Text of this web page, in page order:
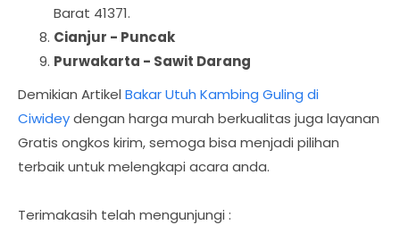
Barat 41371.
Cianjur - Puncak
Purwakarta - Sawit Darang
Demikian Artikel Bakar Utuh Kambing Guling di
Ciwideydengan harga murah berkualitas juga layanan
Gratis ongkos kirim, semoga bisa menjadi pilihan
terbaik untuk melengkapi acara anda.
Terimakasih telah mengunjungi :